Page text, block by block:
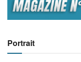
Portrait